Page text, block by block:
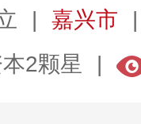
嘉兴市
2颗星